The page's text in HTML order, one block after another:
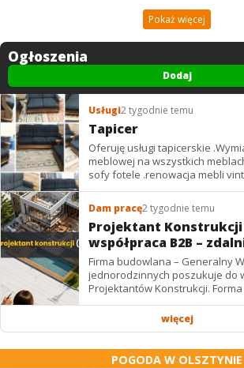
Pokaż więcej
Ogłoszenia
Dodaj
Usługi2 tygodnie temu
Tapicer
Oferuję usługi tapicerskie
meblowej na wszystkich meblach
Dam pracę2 tygodnie temu
Projektant Konstrukcji
współpraca B2B –
Firma budowlana – Generalny
jednorodzinnych poszukuje do
Projektantów Konstrukcji. Forma współpracy: B2B /
podwykonawstwo – zdalnie. Wynagrodzenie: ✔
więcej
POGODA W OLSZTYNIE